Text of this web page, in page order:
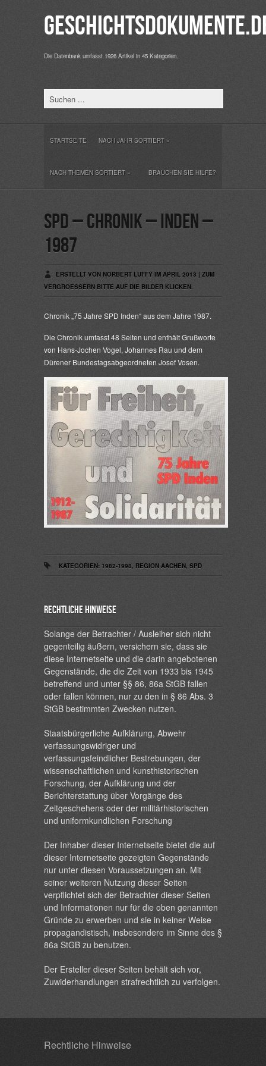
Die Datenbank umfasst 1926 Artikel in 45 Kategorien.
STARTSEITE NACH JAHR SORTIERT»
NACH THEMEN SORTIERT» BRAUCHEN SIE HILFE?
SPD – Chronik – Inden –
1987
ERSTELLT VON NORBERT LUFFY IM APRIL 2013 | ZUM
VERGROESSERN BITTE AUF DIE BILDER KLICKEN.
Chronik „75 Jahre SPD Inden“ aus dem Jahre 1987.
Die Chronik umfasst 48 Seiten und enthält Grußworte
von Hans-Jochen Vogel, Johannes Rau und dem
Dürener Bundestagsabgeordneten Josef Vosen.
KATEGORIEN: 1982-1998, REGION AACHEN, SPD
Rechtliche Hinweise
Solange der Betrachter / Ausleiher sich nicht
gegenteilig äußern, versichern sie, dass sie
diese Internetseite und die darin angebotenen
Gegenstände, die die Zeit von 1933 bis 1945
betreffend und unter §§ 86, 86a StGB fallen
oder fallen können, nur zu den in § 86 Abs. 3
StGB bestimmten Zwecken nutzen.
Staatsbürgerliche Aufklärung, Abwehr
verfassungswidriger und
verfassungsfeindlicher Bestrebungen, der
wissenschaftlichen und kunsthistorischen
Forschung, der Aufklärung und der
Berichterstattung über Vorgänge des
Zeitgeschehens oder der militärhistorischen
und uniformkundlichen Forschung
Der Inhaber dieser Internetseite bietet die auf
dieser Internetseite gezeigten Gegenstände
nur unter diesen Voraussetzungen an. Mit
seiner weiteren Nutzung dieser Seiten
verpflichtet sich der Betrachter dieser Seiten
und Informationen nur für die oben genannten
Gründe zu erwerben und sie in keiner Weise
propagandistisch, insbesondere im Sinne des §
86a StGB zu benutzen.
Der Ersteller dieser Seiten behält sich vor,
Zuwiderhandlungen strafrechtlich zu verfolgen.
Rechtliche Hinweise